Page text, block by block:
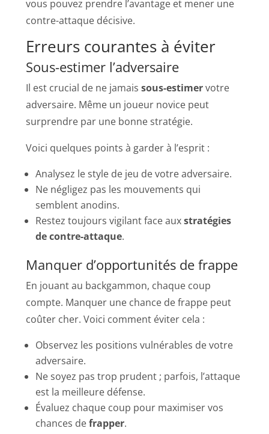
vous pouvez prendre l’avantage et mener une
contre-attaque décisive.
Erreurs courantes à éviter
Sous-estimer l’adversaire
Il est crucial de ne jamaissous-estimervotre
adversaire. Même un joueur novice peut
surprendre par une bonne stratégie.
Voici quelques points à garder à l’esprit :
Analysez le style de jeu de votre adversaire.
Ne négligez pas les mouvements qui
semblent anodins.
Restez toujours vigilant face auxstratégies
de contre-attaque.
Manquer d’opportunités de frappe
En jouant au backgammon, chaque coup
compte. Manquer une chance de frappe peut
coûter cher. Voici comment éviter cela :
Observez les positions vulnérables de votre
adversaire.
Ne soyez pas trop prudent ; parfois, l’attaque
est la meilleure défense.
Évaluez chaque coup pour maximiser vos
chances defrapper.